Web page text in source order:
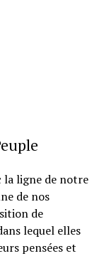
la ligne de notre
de nos
de
lequel elles
pensées et